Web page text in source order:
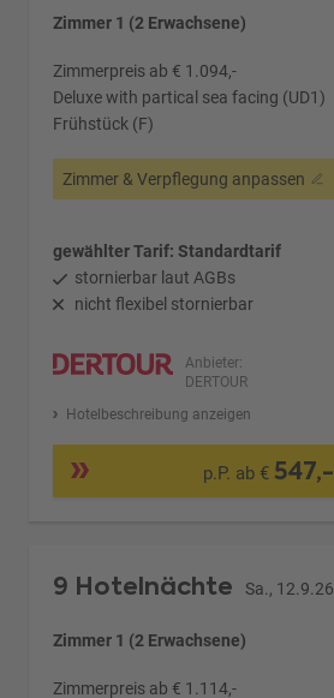
Zimmer 1 (2 Erwachsene)
Zimmerpreis ab € 1.094,-
Deluxe with partical sea facing (UD1)
Frühstück (F)
Zimmer & Verpflegung anpassen
gewählter Tarif: Standardtarif
stornierbar laut AGBs
nicht flexibel stornierbar
Anbieter:
DERTOUR
Hotelbeschreibung anzeigen
p.P. ab € 547,-
9 Hotelnächte Sa., 12.9.26
Zimmer 1 (2 Erwachsene)
Zimmerpreis ab € 1.114,-